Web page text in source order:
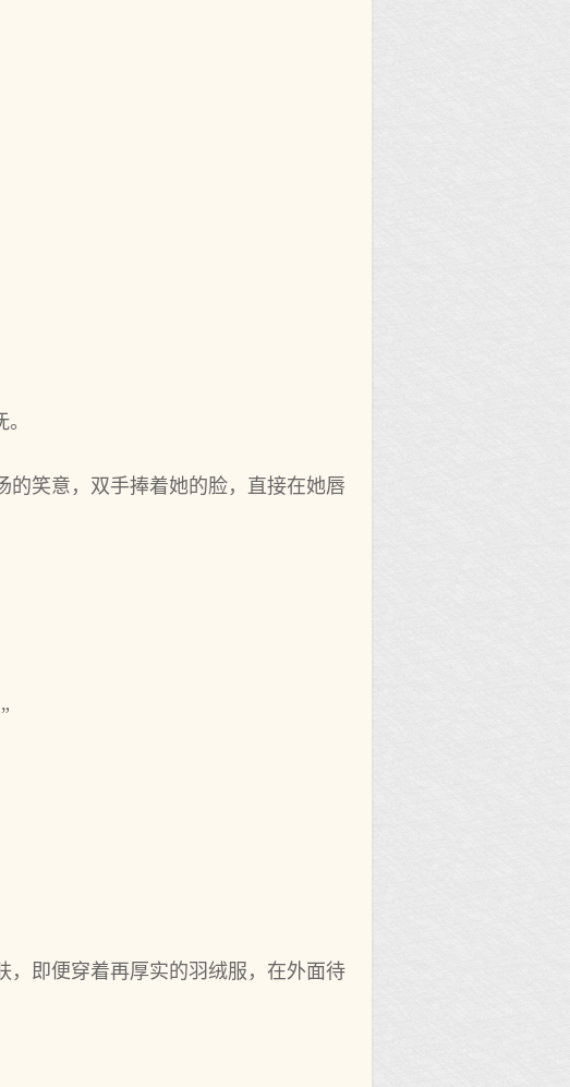
的笑意，双手捧着她的脸，直接在她唇
，即便穿着再厚实的羽绒服，在外面待